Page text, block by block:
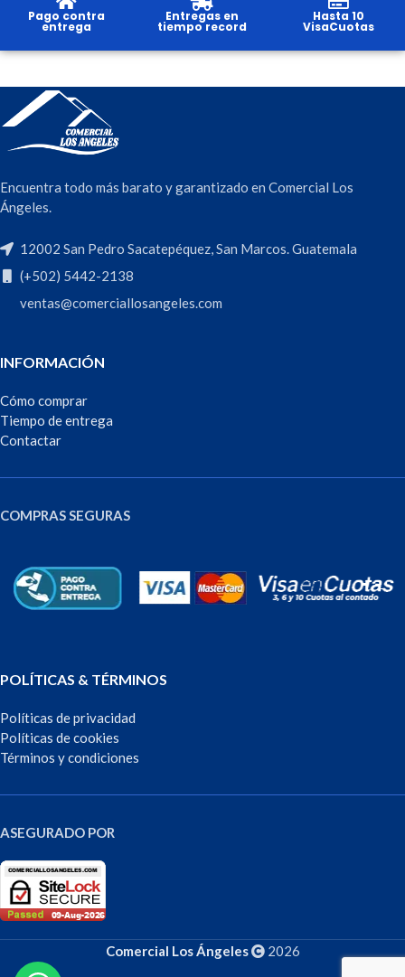
Pago contra
entrega
Entregas en
tiempo record
Hasta 10
VisaCuotas
Encuentra todo más barato y garantizado en Comercial Los
Ángeles.
12002 San Pedro Sacatepéquez, San Marcos. Guatemala
(+502) 5442-2138
ventas@comerciallosangeles.com
INFORMACIÓN
Cómo comprar
Tiempo de entrega
Contactar
COMPRAS SEGURAS
POLÍTICAS & TÉRMINOS
Políticas de privacidad
Políticas de cookies
Términos y condiciones
ASEGURADO POR
Comercial Los Ángeles 2026